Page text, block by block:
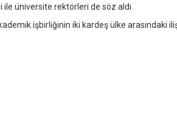
üniversite rektörleri de söz aldı.
işbirliğinin iki kardeş ülke arasındaki